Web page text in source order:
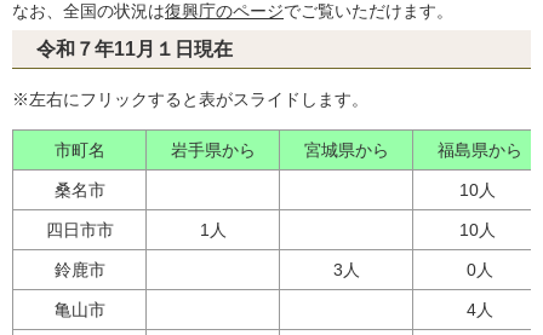
なお、全国の状況は復興庁のページでご覧いただけます。
令和７年11月１日現在
※左右にフリックすると表がスライドします。
市町名 岩手県から 宮城県から 福島県から
桑名市 10人
四日市市 1人 10人
鈴鹿市 3人 0人
亀山市 4人